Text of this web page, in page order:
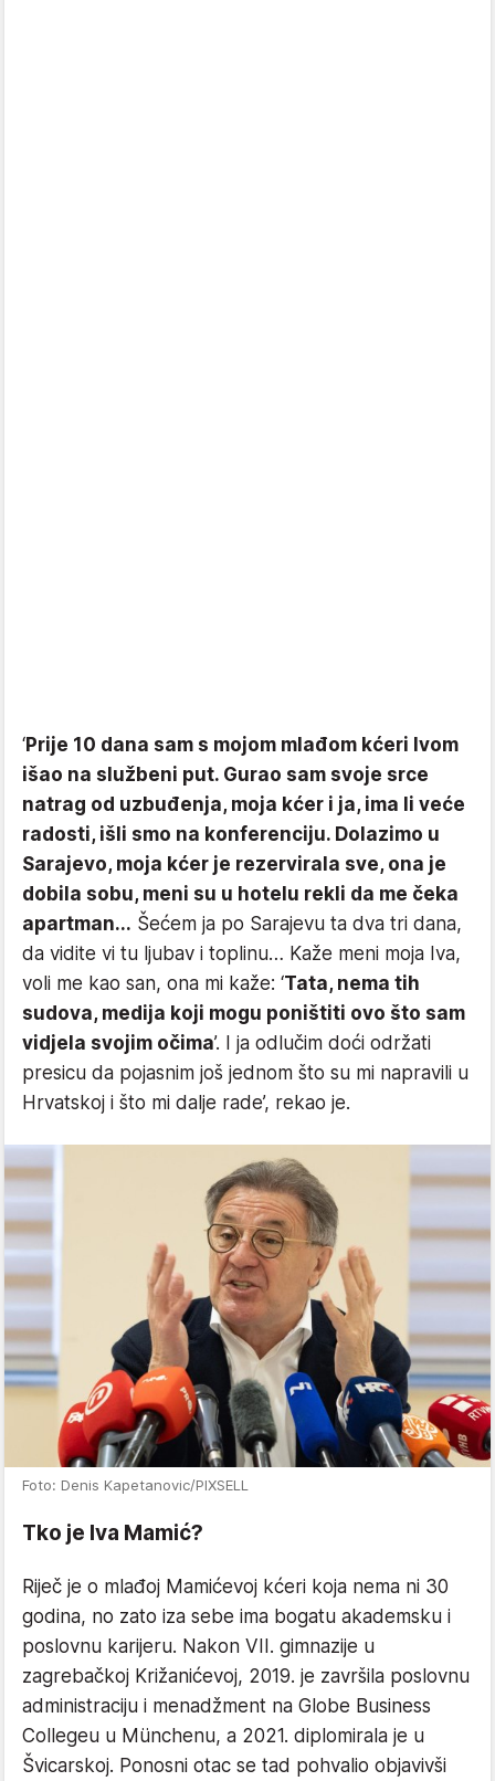
‘Prije 10 dana sam s mojom mlađom kćeri Ivom
išao na službeni put. Gurao sam svoje srce
natrag od uzbuđenja, moja kćer i ja, ima li veće
radosti, išli smo na konferenciju. Dolazimo u
Sarajevo, moja kćer je rezervirala sve, ona je
dobila sobu, meni su u hotelu rekli da me čeka
apartman... Šećem ja po Sarajevu ta dva tri dana,
da vidite vi tu ljubav i toplinu… Kaže meni moja Iva,
voli me kao san, ona mi kaže: ‘Tata, nema tih
sudova, medija koji mogu poništiti ovo što sam
vidjela svojim očima’. I ja odlučim doći održati
presicu da pojasnim još jednom što su mi napravili u
Hrvatskoj i što mi dalje rade’, rekao je.
Foto: Denis Kapetanovic/PIXSELL
Tko je Iva Mamić?
Riječ je o mlađoj Mamićevoj kćeri koja nema ni 30
godina, no zato iza sebe ima bogatu akademsku i
poslovnu karijeru. Nakon VII. gimnazije u
zagrebačkoj Križanićevoj, 2019. je završila poslovnu
administraciju i menadžment na Globe Business
Collegeu u Münchenu, a 2021. diplomirala je u
Švicarskoj. Ponosni otac se tad pohvalio objavivši